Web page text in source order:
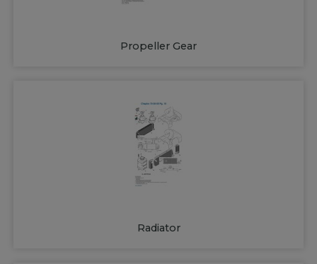
Propeller Gear
Radiator